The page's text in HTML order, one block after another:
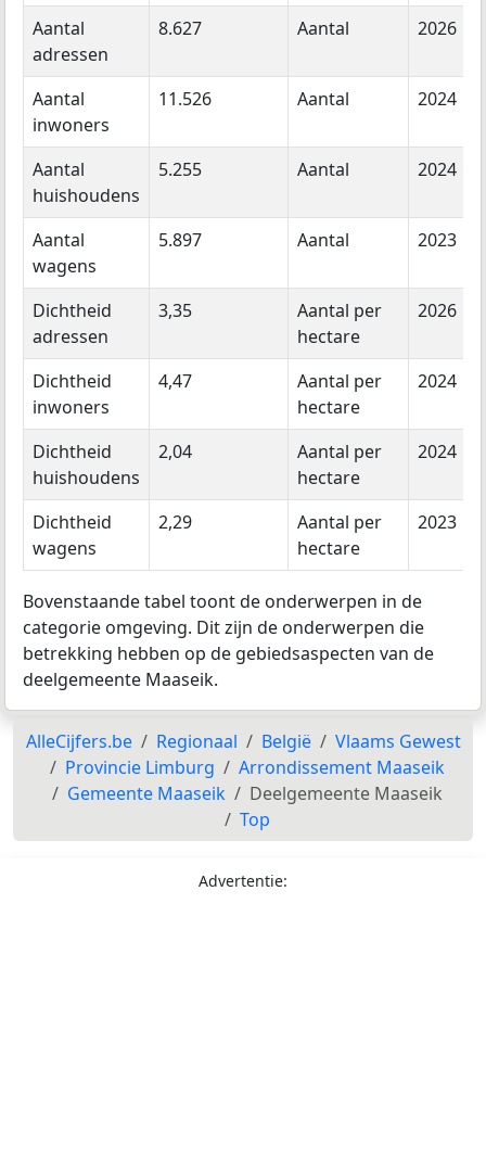
Aantal
adressen
8.627 Aantal 2026
Aantal
inwoners
11.526 Aantal 2024
Aantal
huishoudens
5.255 Aantal 2024
Aantal
wagens
5.897 Aantal 2023
Dichtheid
adressen
3,35
Aantal per
hectare
2026
Dichtheid
inwoners
4,47
Aantal per
hectare
2024
Dichtheid
huishoudens
2,04
Aantal per
hectare
2024
Dichtheid
wagens
2,29
Aantal per
hectare
2023
Bovenstaande tabel toont de onderwerpen in de
categorie omgeving. Dit zijn de onderwerpen die
betrekking hebben op de gebiedsaspecten van de
deelgemeente Maaseik.
AlleCijfers.be Regionaal België
Vlaams Gewest
Provincie Limburg
Arrondissement Maaseik
Gemeente Maaseik
Deelgemeente Maaseik
Top
Advertentie: